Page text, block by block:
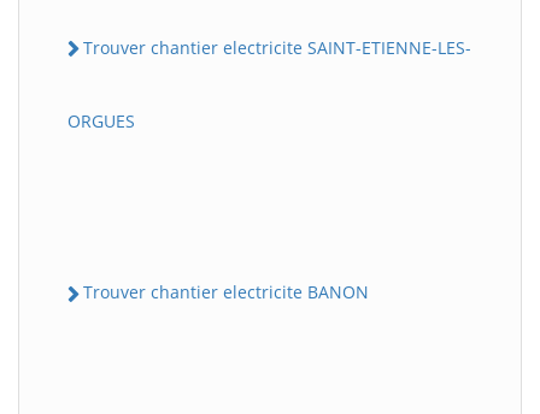
Trouver chantier electricite SAINT-ETIENNE-LES-
ORGUES
Trouver chantier electricite BANON